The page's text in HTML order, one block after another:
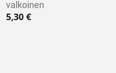
valkoinen
5,30 €